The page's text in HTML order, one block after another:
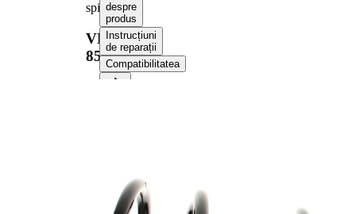
spiral
VKDL
85042
despre
produs
Instrucțiuni
de reparații
Compatibilitatea
Lungime
Greutate
1,85 kg